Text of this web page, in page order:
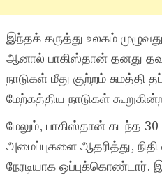
இந்தக் கருத்து உலகம்
ஆனால் பாகிஸ்தான் தனது
நாடுகள் மீது குற்றம் சுமத்தி
மேற்கத்திய நாடுகள்
மேலும், பாகிஸ்தான் கடந்த
அமைப்புகளை ஆதரித்து,
நேரடியாக ஒப்புக்கொண்டார்.